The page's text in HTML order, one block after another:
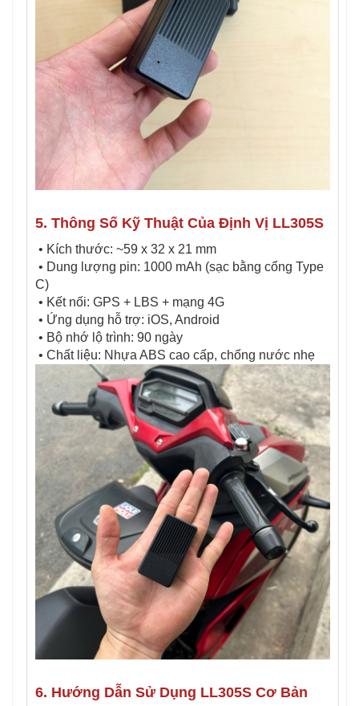
5. Thông Số Kỹ Thuật Của Định Vị LL305S
• Kích thước: ~59 x 32 x 21 mm
• Dung lượng pin: 1000 mAh (sạc bằng cổng Type
C)
• Kết nối: GPS + LBS + mạng 4G
• Ứng dụng hỗ trợ: iOS, Android
• Bộ nhớ lộ trình: 90 ngày
• Chất liệu: Nhựa ABS cao cấp, chống nước nhẹ
6. Hướng Dẫn Sử Dụng LL305S Cơ Bản